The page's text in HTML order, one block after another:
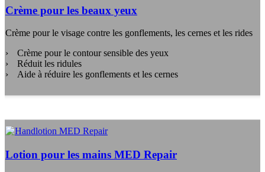
Crème pour les beaux yeux
Crème pour le visage contre les gonflements, les cernes et les rides
Crème pour le contour sensible des yeux
Réduit les ridules
Aide à réduire les gonflements et les cernes
Lotion pour les mains MED Repair